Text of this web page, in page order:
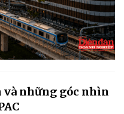
những góc nhìn